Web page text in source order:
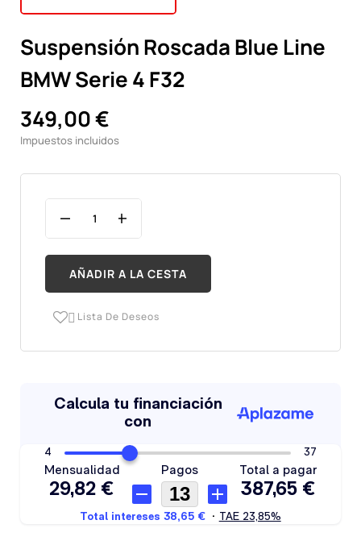
Suspensión Roscada Blue Line
BMW Serie 4 F32
349,00 €
Impuestos incluidos
AÑADIR A LA CESTA
 Lista De Deseos